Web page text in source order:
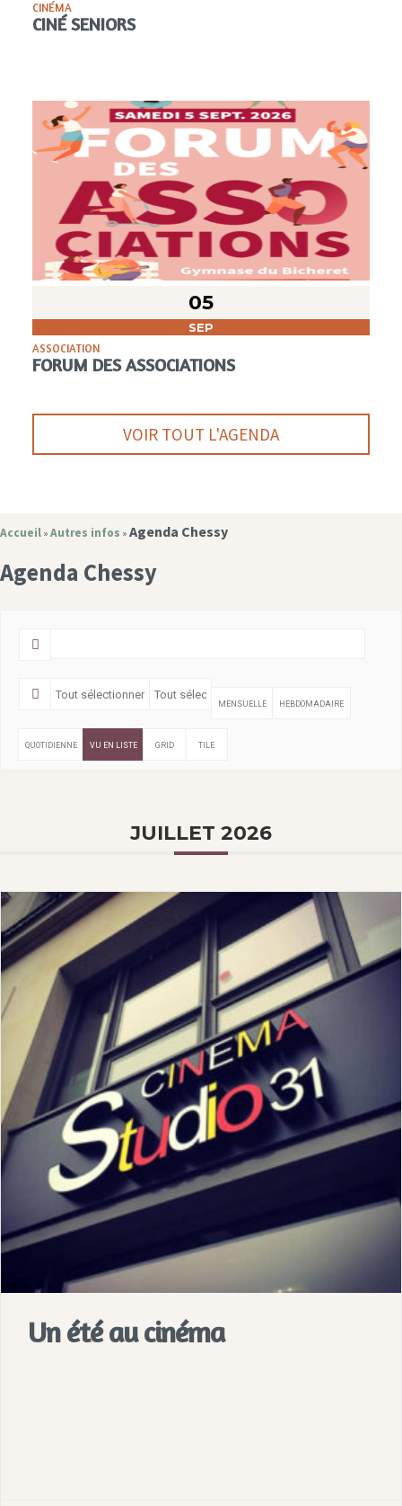
CINÉMA
CINÉ SENIORS
05
SEP
ASSOCIATION
FORUM DES ASSOCIATIONS
VOIR TOUT L'AGENDA
Accueil » Autres infos » Agenda Chessy
Agenda Chessy
MENSUELLE HEBDOMADAIRE
QUOTIDIENNE VU EN LISTE GRID TILE
JUILLET 2026
Un été au cinéma